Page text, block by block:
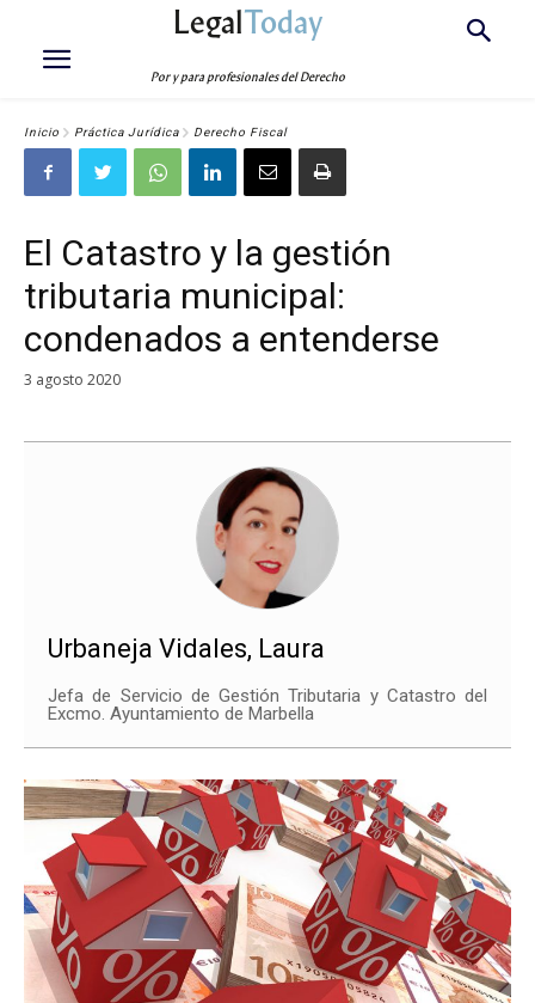
LegalToday
Por y para profesionales del Derecho
Inicio Práctica Jurídica Derecho Fiscal
El Catastro y la gestión
tributaria municipal:
condenados a entenderse
3 agosto 2020
Urbaneja Vidales, Laura
Jefa de Servicio de Gestión Tributaria y Catastro del
Excmo. Ayuntamiento de Marbella